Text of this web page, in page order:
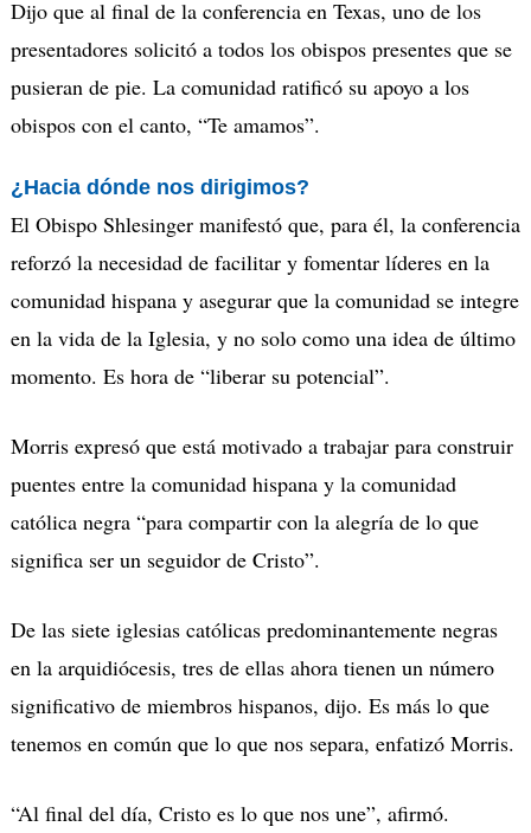
Dijo que al final de la conferencia en Texas, uno de los
presentadores solicitó a todos los obispos presentes que se
pusieran de pie. La comunidad ratificó su apoyo a los
obispos con el canto, “Te amamos”.
¿Hacia dónde nos dirigimos?
El Obispo Shlesinger manifestó que, para él, la conferencia
reforzó la necesidad de facilitar y fomentar líderes en la
comunidad hispana y asegurar que la comunidad se integre
en la vida de la Iglesia, y no solo como una idea de último
momento. Es hora de “liberar su potencial”.
Morris expresó que está motivado a trabajar para construir
puentes entre la comunidad hispana y la comunidad
católica negra “para compartir con la alegría de lo que
significa ser un seguidor de Cristo”.
De las siete iglesias católicas predominantemente negras
en la arquidiócesis, tres de ellas ahora tienen un número
significativo de miembros hispanos, dijo. Es más lo que
tenemos en común que lo que nos separa, enfatizó Morris.
“Al final del día, Cristo es lo que nos une”, afirmó.